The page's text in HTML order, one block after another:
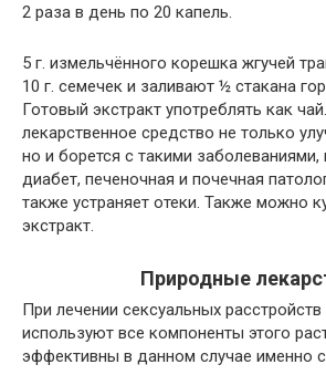
2 раза в день по 20 капель.
5 г. измельчённого корешка жгучей
10 г. семечек и заливают ½ стакана
Готовый экстракт употреблять как
лекарственное средство не только
но и борется с такими заболеваниями,
диабет, печеночная и почечная
также устраняет отеки. Также можно
экстракт.
Природные
При лечении сексуальных
используют все компоненты этого
эффективны в данном случае именно